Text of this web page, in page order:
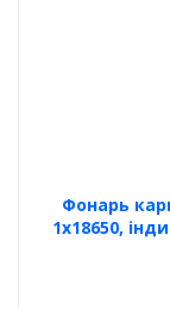
Фонарь
1x18650,